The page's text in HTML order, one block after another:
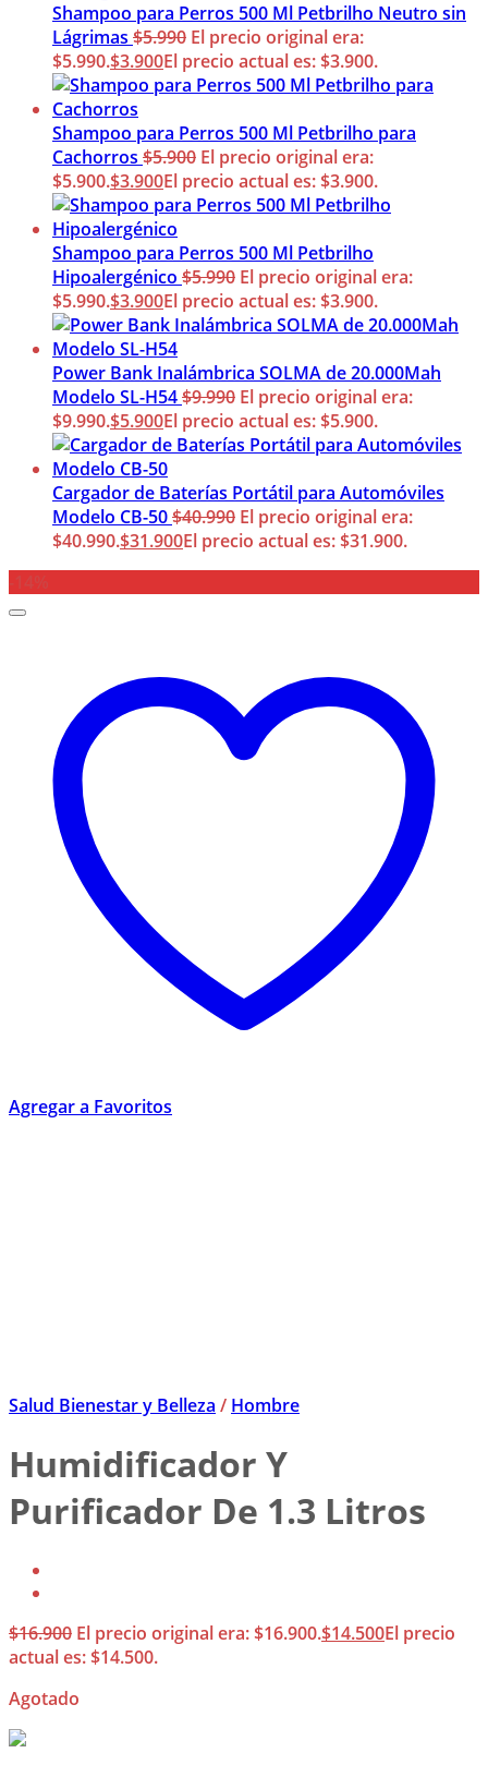
Shampoo para Perros 500 Ml Petbrilho Neutro sin
Lágrimas $5.990 El precio original era:
$5.990.$3.900El precio actual es: $3.900.
Shampoo para Perros 500 Ml Petbrilho para
Cachorros $5.900 El precio original era:
$5.900.$3.900El precio actual es: $3.900.
Shampoo para Perros 500 Ml Petbrilho
Hipoalergénico $5.990 El precio original era:
$5.990.$3.900El precio actual es: $3.900.
Power Bank Inalámbrica SOLMA de 20.000Mah
Modelo SL-H54$9.990 El precio original era:
$9.990.$5.900El precio actual es: $5.900.
Cargador de Baterías Portátil para Automóviles
Modelo CB-50$40.990 El precio original era:
$40.990.$31.900El precio actual es: $31.900.
Agregar a Favoritos
Salud Bienestar y Belleza / Hombre
Humidificador Y
Purificador De 1.3 Litros
$16.900 El precio original era: $16.900.$14.500El precio
actual es: $14.500.
Agotado